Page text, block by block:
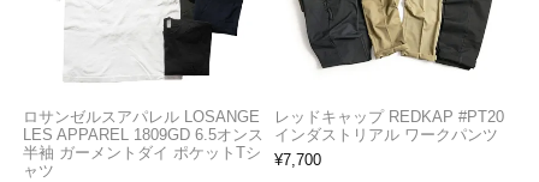
ロサンゼルスアパレル LOSANGE
LES APPAREL 1809GD 6.5オンス
半袖 ガーメントダイ ポケットTシ
ャツ
レッドキャップ REDKAP #PT20
インダストリアル ワークパンツ
¥7,700